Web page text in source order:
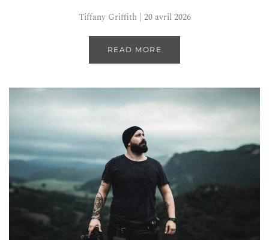
Tiffany Griffith | 20 avril 2026
READ MORE